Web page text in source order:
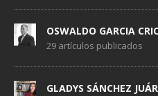
OSWALDO GARCIA
29 artículos publicados
GLADYS SÁNCHEZ